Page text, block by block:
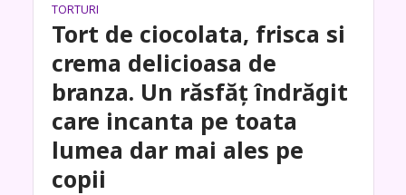
TORTURI
Tort de ciocolata, frisca si
crema delicioasa de
branza. Un răsfăț îndrăgit
care incanta pe toata
lumea dar mai ales pe
copii